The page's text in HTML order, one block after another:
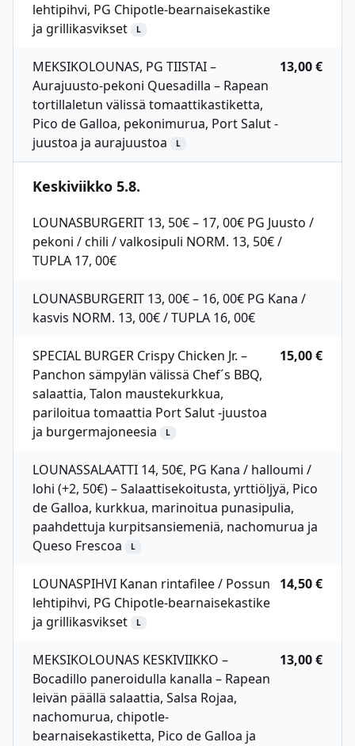
lehtipihvi, PG Chipotle-bearnaisekastike
ja grillikasvikset
L
MEKSIKOLOUNAS, PG TIISTAI –
Aurajuusto-pekoni Quesadilla – Rapean
tortillaletun välissä tomaattikastiketta,
Pico de Galloa, pekonimurua, Port Salut -
juustoa ja aurajuustoa
L
13,00 €
Keskiviikko 5.8.
LOUNASBURGERIT 13, 50€ – 17, 00€ PG Juusto /
pekoni / chili / valkosipuli NORM. 13, 50€ /
TUPLA 17, 00€
LOUNASBURGERIT 13, 00€ – 16, 00€ PG Kana /
kasvis NORM. 13, 00€ / TUPLA 16, 00€
SPECIAL BURGER Crispy Chicken Jr. –
Panchon sämpylän välissä Chef´s BBQ,
salaattia, Talon maustekurkkua,
pariloitua tomaattia Port Salut -juustoa
ja burgermajoneesia
L
15,00 €
LOUNASSALAATTI 14, 50€, PG Kana / halloumi /
lohi (+2, 50€) – Salaattisekoitusta, yrttiöljyä, Pico
de Galloa, kurkkua, marinoitua punasipulia,
paahdettuja kurpitsansiemeniä, nachomurua ja
Queso Frescoa
L
LOUNASPIHVI Kanan rintafilee / Possun
lehtipihvi, PG Chipotle-bearnaisekastike
ja grillikasvikset
L
14,50 €
MEKSIKOLOUNAS KESKIVIIKKO –
Bocadillo paneroidulla kanalla – Rapean
leivän päällä salaattia, Salsa Rojaa,
nachomurua, chipotle-
bearnaisekastiketta, Pico de Galloa ja
13,00 €